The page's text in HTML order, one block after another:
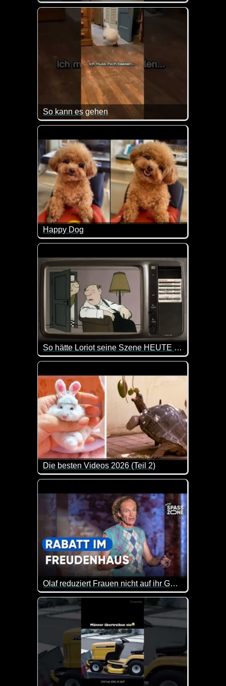
Hauptsache Alarm gemacht bis Frauchen kommt :-)
So kann es gehen
Vielleicht ist das dem ein oder anderen auch
Happy Dog
Hier kommt gute Laune mit diesen fröhlichen
So hätte Loriot seine Szene HEUTE gespielt
Eine Hommage an einen der größten deutschen
Die besten Videos 2026 (Teil 2)
Eine tolle Zusammenstellung von lustigen
Olaf reduziert Frauen nicht auf ihr Geömse
Der Olaf hat einfach immer einen besonderen